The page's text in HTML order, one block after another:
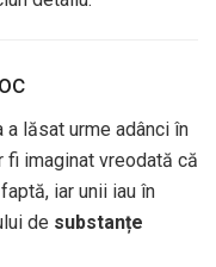
a lăsat urme adânci în
fi imaginat vreodată că
iar unii iau în
de substanțe